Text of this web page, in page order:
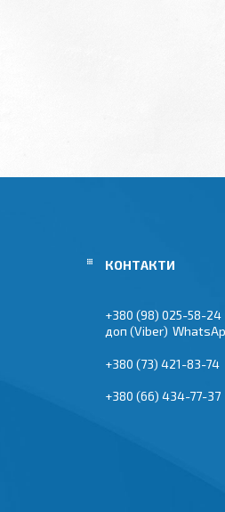
+380 (98) 025-58-24
Viber
+380 (73) 421-83-74
+380 (66) 434-77-37